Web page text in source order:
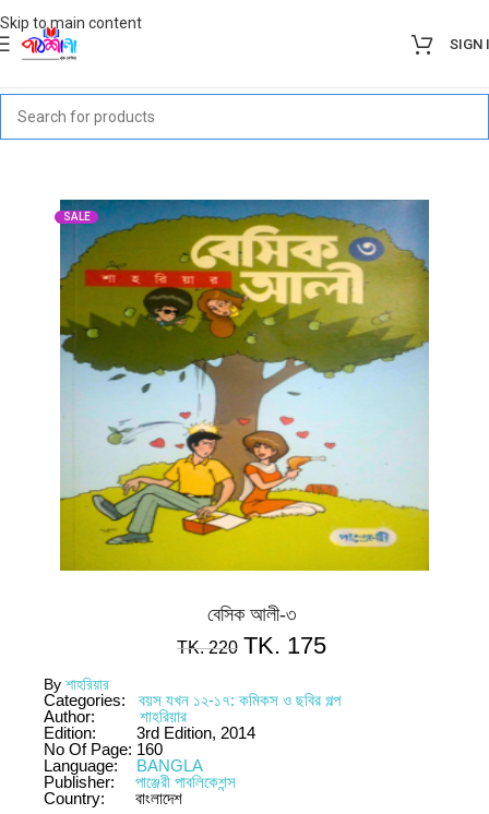
Skip to main content
SIGN
SALE
বেসিক আলী-৩
TK.220 TK. 175
By শাহরিয়ার
Categories:
বয়স যখন ১২-১৭: কমিকস ও ছবির গল্প
Author:
শাহরিয়ার
Edition:
3rd Edition, 2014
No Of Page: 160
Language:
BANGLA
Publisher:
পাঞ্জেরী পাবলিকেশন্স
Country:
বাংলাদেশ